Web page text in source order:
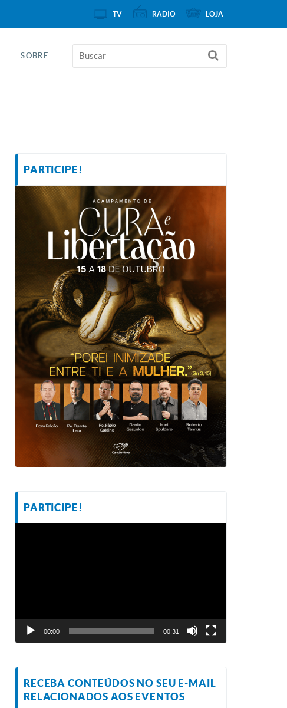
SOBRE
PARTICIPE!
PARTICIPE!
00:00 00:31
RECEBA CONTEÚDOS NO SEU E-MAIL
RELACIONADOS AOS EVENTOS
TV RÁDIO LOJA